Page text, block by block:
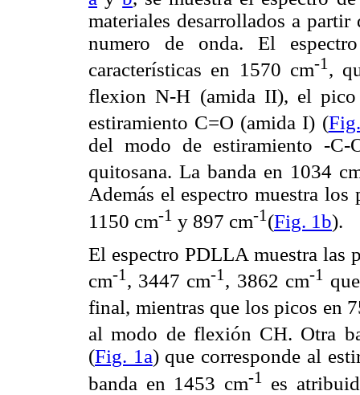
materiales desarrollados a partir
numero de onda. El
características en 1570 cm-1 ,
flexion N-H (amida II), el
estiramiento C=O (amida I) (
del modo de estiramiento -
quitosana. La banda en 1034
Además el espectro muestra
1150 cm-1 y 897 cm-1 (Fig. 1b).
El espectro PDLLA muestra las
cm-1 , 3447 cm-1 , 3862 cm-1
final, mientras que los picos en
al modo de flexión CH. Otra
(Fig. 1a) que corresponde al
banda en 1453 cm-1
es